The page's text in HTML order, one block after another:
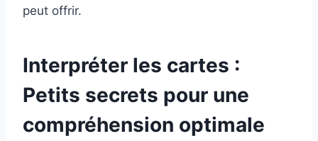
peut offrir.
Interpréter les cartes :
Petits secrets pour une
compréhension optimale